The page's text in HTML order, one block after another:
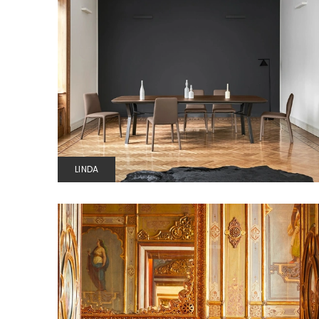
LINDA